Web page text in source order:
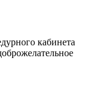
кабинета